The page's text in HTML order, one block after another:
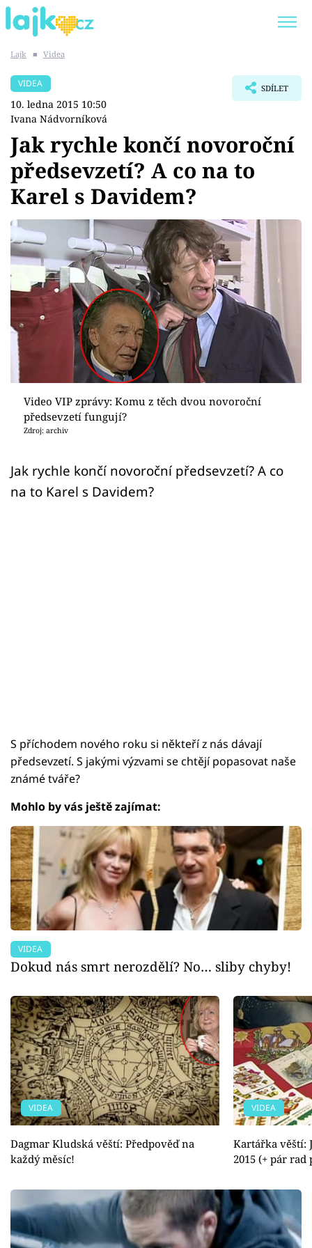
SHOPAHOLICADEL
Témata
Showbyznys
Youtubeři
Virály
Sex a vztahy
Sledujte prima+
Přihlášení
Sledujte nás
Lajk ■ Videa
VIDEA
10. ledna 2015 10:50
Ivana Nádvorníková
SDÍLET
Jak rychle končí novoroční
předsevzetí? A co na to
Karel s Davidem?
Video VIP zprávy: Komu z těch dvou novoroční
předsevzetí fungují?
Zdroj: archiv
Jak rychle končí novoroční předsevzetí? A co
na to Karel s Davidem?
S příchodem nového roku si někteří z nás dávají
předsevzetí. S jakými výzvami se chtějí popasovat naše
známé tváře?
Mohlo by vás ještě zajímat:
VIDEA
Dokud nás smrt nerozdělí? No… sliby chyby!
VIDEA
Dagmar Kludská věští: Předpověď na
každý měsíc!
VIDEA
Kartářka věští:
2015 (+ pár